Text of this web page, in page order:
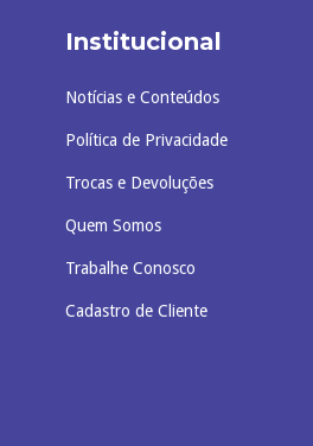
Institucional
Notícias e Conteúdos
Política de Privacidade
Trocas e Devoluções
Quem Somos
Trabalhe Conosco
Cadastro de Cliente